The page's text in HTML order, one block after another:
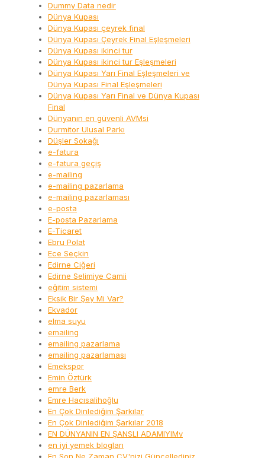
Dummy Data nedir
Dünya Kupası
Dünya Kupası çeyrek final
Dünya Kupası Çeyrek Final Eşleşmeleri
Dünya Kupası ikinci tur
Dünya Kupası ikinci tur Eşleşmeleri
Dünya Kupası Yarı Final Eşleşmeleri ve
Dünya Kupası Final Eşleşmeleri
Dünya Kupası Yarı Final ve Dünya Kupası
Final
Dünyanın en güvenli AVMsi
Durmitor Ulusal Parkı
Düşler Sokağı
e-fatura
e-fatura geçiş
e-mailing
e-mailing pazarlama
e-mailing pazarlaması
e-posta
E-posta Pazarlama
E-Ticaret
Ebru Polat
Ece Seçkin
Edirne Ciğeri
Edirne Selimiye Camii
eğitim sistemi
Eksik Bir Şey Mi Var?
Ekvador
elma suyu
emailing
emailing pazarlama
emailing pazarlaması
Emekspor
Emin Öztürk
emre Berk
Emre Hacısalihoğlu
En Çok Dinlediğim Şarkılar
En Çok Dinlediğim Şarkılar 2018
EN DÜNYANIN EN ŞANSLI ADAMIYIMv
en iyi yemek blogları